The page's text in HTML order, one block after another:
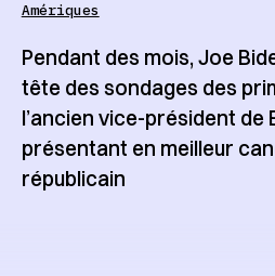
Amériques
Pendant des mois, Joe
tête des sondages des
l’ancien vice-président de
présentant en meilleur
républicain